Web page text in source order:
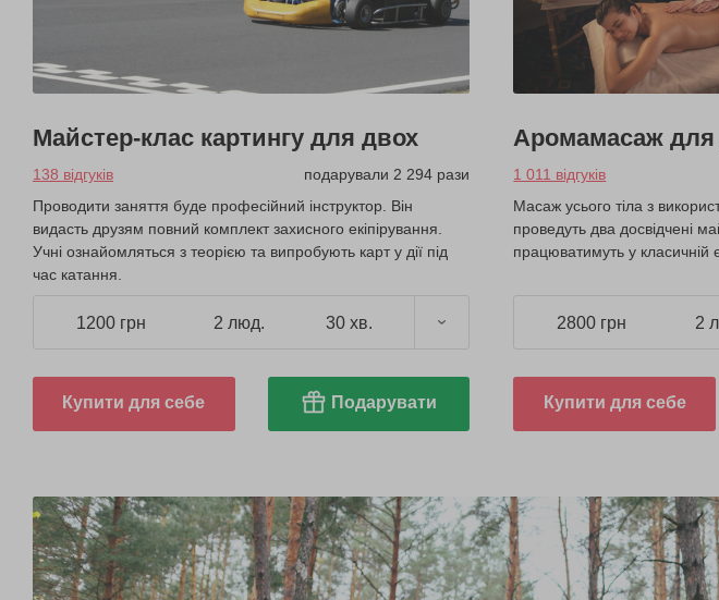
Майстер-клас картингу для двох
138 відгуків
подарували 2 294 рази
Проводити заняття буде професійний інструктор. Він
видасть друзям повний комплект захисного екіпірування.
Учні ознайомляться з теорією та випробують карт у дії під
час катання.
1200 грн 2 люд. 30 хв.
Купити для себе Подарувати
Аромамасаж для
1 011 відгуків
Масаж усього тіла з
проведуть два досвідчені
працюватимуть у класичній
2800 грн 2
Купити для себе